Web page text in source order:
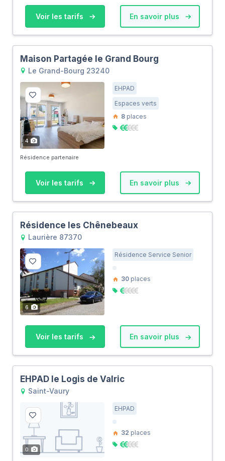
Voir les tarifs En savoir plus
Maison Partagée le Grand Bourg
Le Grand-Bourg 23240
4
EHPAD
Espaces verts
8 places
Résidence partenaire
Voir les tarifs En savoir plus
Résidence les Chênebeaux
Laurière 87370
6
Résidence Service Senior
30 places
Voir les tarifs En savoir plus
EHPAD le Logis de Valric
Saint-Vaury
0
EHPAD
32 places